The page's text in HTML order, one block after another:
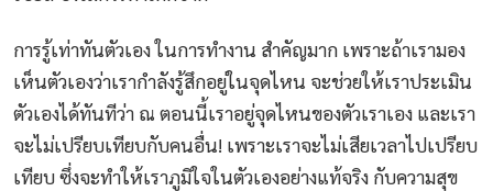
การรู้เท่าทันตัวเอง ในการทำงาน สำคัญมาก เพราะถ้าเรามอง
เห็นตัวเองว่าเรากำลังรู้สึกอยู่ในจุดไหน จะช่วยให้เราประเมิน
ตัวเองได้ทันทีว่า ณ ตอนนี้เราอยู่จุดไหนของตัวเราเอง และเรา
จะไม่เปรียบเทียบกับคนอื่น! เพราะเราจะไม่เสียเวลาไปเปรียบ
เทียบ ซึ่งจะทำให้เราภูมิใจในตัวเองอย่างแท้จริง กับความสุข